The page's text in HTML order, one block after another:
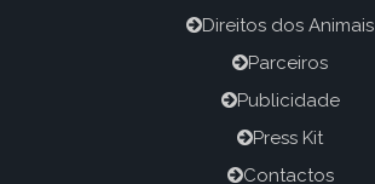
Direitos dos Animais
Parceiros
Publicidade
Press Kit
Contactos